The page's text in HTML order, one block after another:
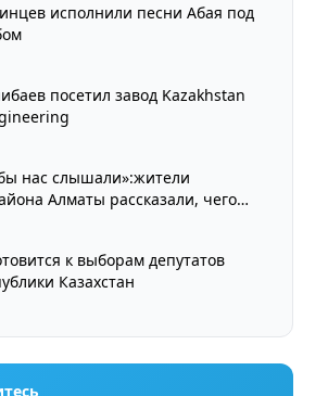
исполнили песни Абая под
посетил завод Kazakhstan
нас слышали»:жители
Алматы рассказали, чего
депутатов Курултая
к выборам депутатов
Казахстан